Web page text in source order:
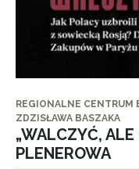
REGIONALNE CENTRUM
ZDZISŁAWA BASZAKA
„WALCZYĆ,
PLENEROWA